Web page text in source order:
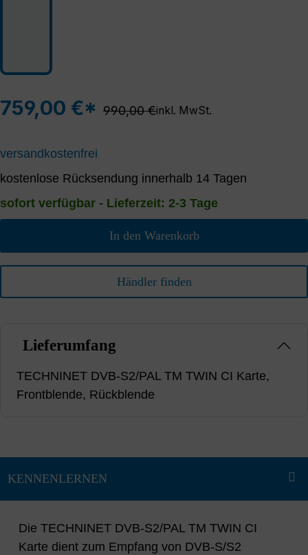
759,00 €* Regulärer Preis:
990,00 €inkl. MwSt.
versandkostenfrei
kostenlose Rücksendung innerhalb 14 Tagen
sofort verfügbar - Lieferzeit: 2-3 Tage
In den Warenkorb
Händler finden
Lieferumfang
TECHNINET DVB-S2/PAL TM TWIN CI Karte,
Frontblende, Rückblende
Die TECHNINET DVB-S2/PAL TM TWIN CI
Karte dient zum Empfang von DVB-S/S2